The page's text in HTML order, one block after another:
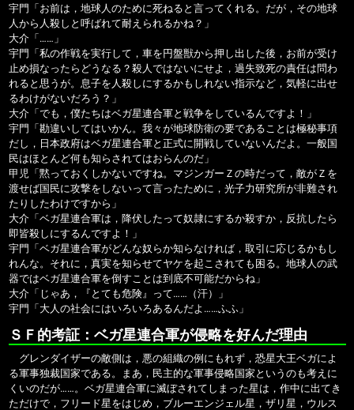
宇門「お前は，地球人のために死ねると言ってくれる。だが，その地球
人から人殺しと呼ばれて耐えられるかね？」
大介「……」
宇門「私の作戦を実行して，車を円盤獣から押し出した後，お前が受け
止め損なったらどうなる？殺人ではないにせよ，過失致死の責任は問わ
れると思うが。息子を人殺しにするかもしれない指示など，気軽に出せ
るわけがないだろう？」
大介「でも，僕たちはベガ星連合軍と戦争をしているんですよ！」
宇門「勘違いしてはいかん。我々が地球防衛の要であることは極秘事項
だし，日本政府はベガ星連合軍と正式に開戦していないんだよ。一般国
民はほとんど何も知らされてはおらんのだ」
甲児「黙っておくしかないですね。マジンガーＺの時だって，敵がＺを
渡せば国民に攻撃をしないって言ったために，光子力研究所が非難され
たりしたわけですから」
大介「ベガ星連合軍は，降伏したって奴隷にするか殺すか，反抗したら
即皆殺しにするんですよ！」
宇門「ベガ星連合軍がどんな奴らか知らなければ，取引に応じるかもし
れんな。それに，真実を知らせてヤケを起こされても困る。地球人の武
器ではベガ星連合軍を倒すことは到底不可能だからね」
大介「じゃあ，『とても危険』って……（汗）」
宇門「大人の社会にはいろいろあるんだよ……ふふ」
ＳＦ的考証：ベガ星連合軍が侵略を好んだ理由
グレンダイザーの敵側は，悪の組織の例にもれず，恐星大王ベガによ
る軍事独裁国家である。まあ，民主的な軍事侵略国家というのも考えに
くいのだが……。ベガ星連合軍に滅ぼされてしまった星は，作中に出てき
ただけで，フリード星をはじめ，ブルーエンジェル星，ザリ星，ウルス